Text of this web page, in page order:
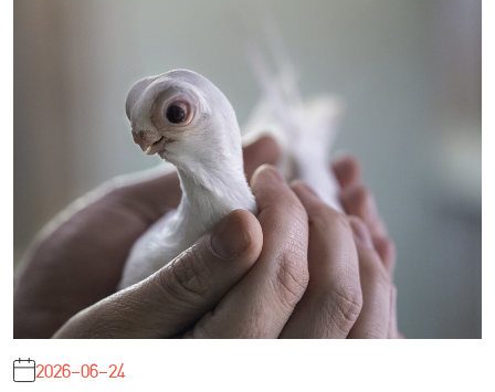
2026-06-24